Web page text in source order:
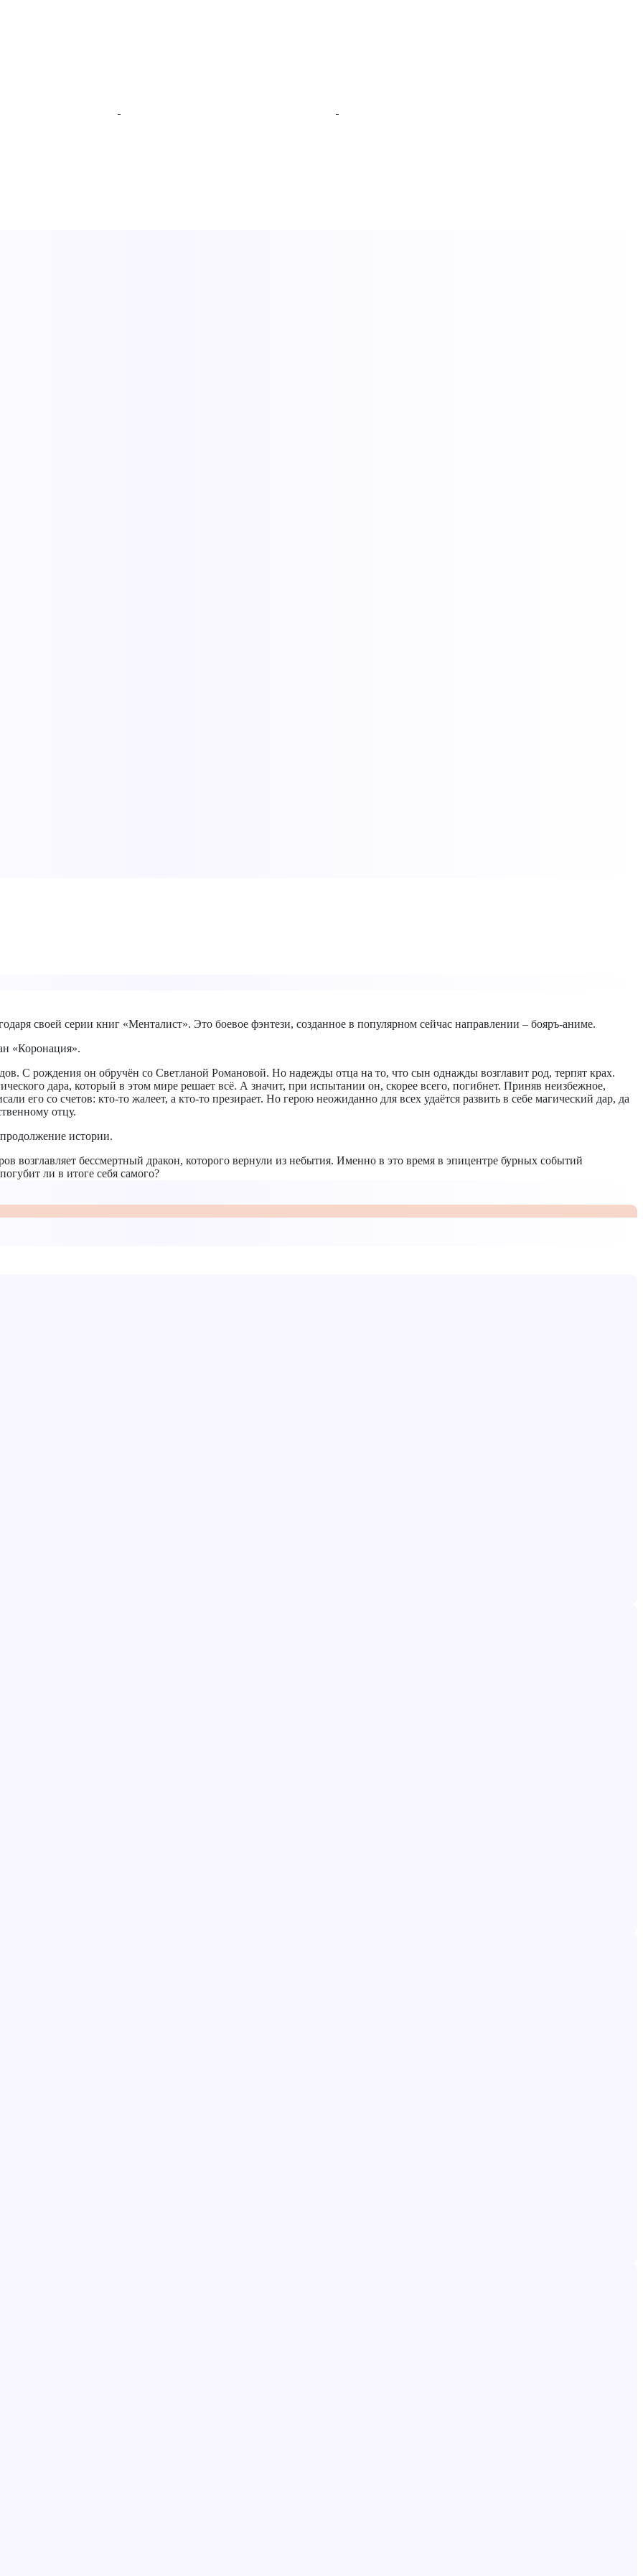
своей серии книг «Менталист». Это боевое фэнтези, созданное в популярном сейчас направлении – бояръ-аниме.
«Коронация».
С рождения он обручён со Светланой Романовой. Но надежды отца на то, что сын однажды возглавит род, терпят крах.
дара, который в этом мире решает всё. А значит, при испытании он, скорее всего, погибнет. Приняв неизбежное,
его со счетов: кто-то жалеет, а кто-то презирает. Но герою неожиданно для всех удаётся развить в себе магический дар, да
отцу.
истории.
возглавляет бессмертный дракон, которого вернули из небытия. Именно в это время в эпицентре бурных событий
ли в итоге себя самого?